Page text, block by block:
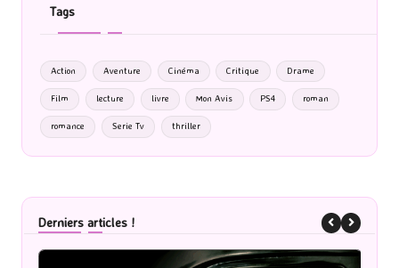
Tags
Action Aventure Cinéma Critique Drame
Film lecture livre Mon Avis PS4 roman
romance Serie Tv thriller
Derniers articles !